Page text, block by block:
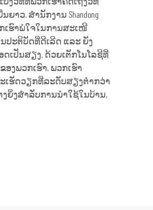
ງວິທີທີ່ພວກເຮົາຄິດເຖິງວິທີ
ວ. ສຳນັກງານ Shandong
ພວກເຮົາພໍໃຈໃນການສະເໜີ
ປະຕິບັດທີ່ດີເລີດ ແລະ ຍັງ
ເປັນສຽງ. ດ້ວຍເຕັກໂນໂລຊີທີ່
ງພວກເຮົາ, ພວກເຮົາ
ເຮັດວຽກທີ່ລະດັບສຽງຕ່ຳກວ່າ
ຍິ່ງສຳລັບການນຳໃຊ້ໃນບ້ານ,